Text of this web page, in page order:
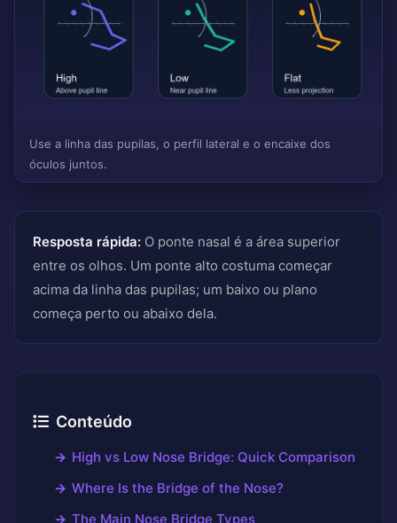
Use a linha das pupilas, o perfil lateral e o encaixe dos
óculos juntos.
Resposta rápida: O ponte nasal é a área superior
entre os olhos. Um ponte alto costuma começar
acima da linha das pupilas; um baixo ou plano
começa perto ou abaixo dela.
Conteúdo
High vs Low Nose Bridge: Quick Comparison
Where Is the Bridge of the Nose?
The Main Nose Bridge Types